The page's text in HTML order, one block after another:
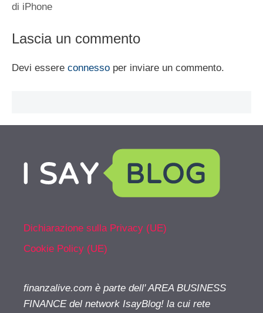
di iPhone
Lascia un commento
Devi essere connesso per inviare un commento.
Dichiarazione sulla Privacy (UE)
Cookie Policy (UE)
finanzalive.com è parte dell' AREA BUSINESS
FINANCE del network IsayBlog! la cui rete